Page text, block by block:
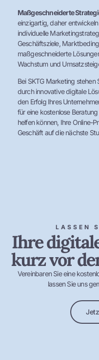
Maßgeschneiderte
einzigartig, daher
individuelle
Geschäftsziele,
maßgeschneiderte
Wachstum und
Bei SKTG Marketing
durch innovative digitale
den Erfolg Ihres
für eine kostenlose
helfen können, Ihre Online-
Geschäft auf die nächste
LASSEN
Ihre
kurz vor
Vereinbaren Sie eine
lassen Sie uns